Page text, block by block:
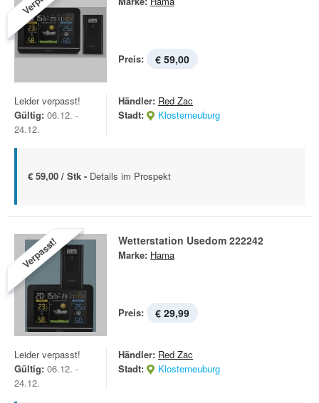
Preis: € 59,00
Leider verpasst!
Gültig: 06.12. -
24.12.
Händler: Red Zac
Stadt:
Klosterneuburg
€ 59,00 / Stk - Details im Prospekt
Verpasst! Wetterstation Usedom 222242
Marke: Hama
Preis: € 29,99
Leider verpasst!
Gültig: 06.12. -
24.12.
Händler: Red Zac
Stadt:
Klosterneuburg